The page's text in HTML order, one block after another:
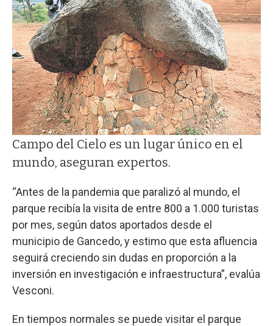
Campo del Cielo es un lugar único en el
mundo, aseguran expertos.
“Antes de la pandemia que paralizó al mundo, el
parque recibía la visita de entre 800 a 1.000 turistas
por mes, según datos aportados desde el
municipio de Gancedo, y estimo que esta afluencia
seguirá creciendo sin dudas en proporción a la
inversión en investigación e infraestructura”, evalúa
Vesconi.
En tiempos normales se puede visitar el parque